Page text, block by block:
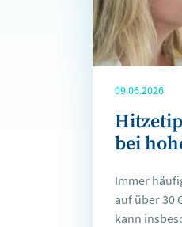
09.06.2026
bei
Immer
auf über 30
kann